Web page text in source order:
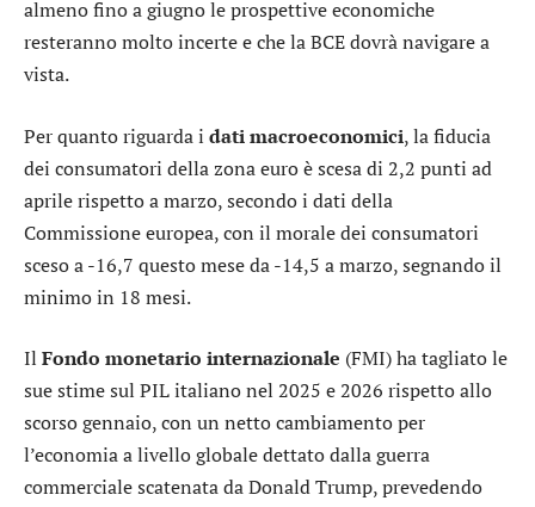
almeno fino a giugno le prospettive economiche
resteranno molto incerte e che la BCE dovrà navigare a
vista.
Per quanto riguarda i dati macroeconomici, la fiducia
dei consumatori della zona euro è scesa di 2,2 punti ad
aprile rispetto a marzo, secondo i dati della
Commissione europea, con il morale dei consumatori
sceso a -16,7 questo mese da -14,5 a marzo, segnando il
minimo in 18 mesi.
Il Fondo monetario internazionale (FMI) ha tagliato le
sue stime sul PIL italiano nel 2025 e 2026 rispetto allo
scorso gennaio, con un netto cambiamento per
l’economia a livello globale dettato dalla guerra
commerciale scatenata da Donald Trump, prevedendo